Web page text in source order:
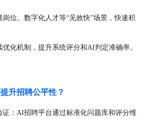
位、数字化人才等“见效快”场景，快速积
化机制，提升系统评分和AI判定准确率。
升招聘公平性？
：AI招聘平台通过标准化问题库和评分维